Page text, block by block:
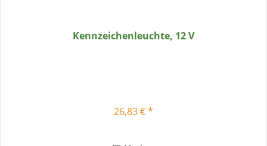
Kennzeichenleuchte, 12 V
26,83 € *